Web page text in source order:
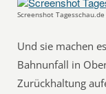
Screenshot
Und sie machen
Bahnunfall in
Zurückhaltung